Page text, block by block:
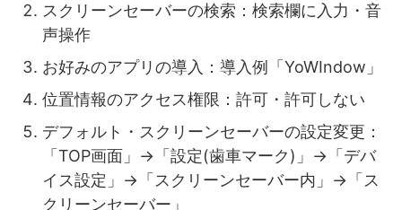
スクリーンセーバーの検索：検索欄に入力・音
声操作
お好みのアプリの導入：導入例「YoWIndow」
位置情報のアクセス権限：許可・許可しない
デフォルト・スクリーンセーバーの設定変更：
「TOP画面」→「設定(歯車マーク)」→「デバ
イス設定」→「スクリーンセーバー内」→「ス
クリーンセーバー」